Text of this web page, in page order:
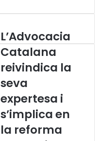
L
’
A
d
o
c
a
c
i
a
L’Advocacia
Catalana
reivindica la
seva
expertesa i
s’implica en
la reforma